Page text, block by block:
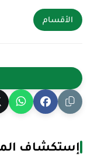
الأقسام
إستكشاف